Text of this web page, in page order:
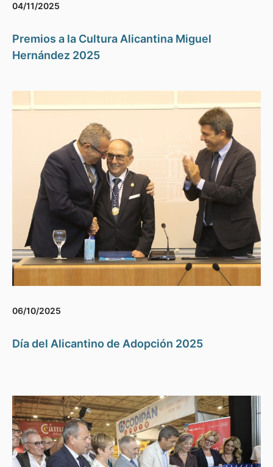
04/11/2025
Premios a la Cultura Alicantina Miguel
Hernández 2025
06/10/2025
Día del Alicantino de Adopción 2025